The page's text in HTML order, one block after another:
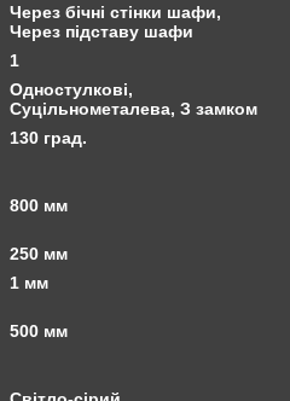
Через бічні стінки шафи,
Через підставу шафи
1
Одностулкові,
Суцільнометалева, З замком
130 град.
800 мм
250 мм
1 мм
500 мм